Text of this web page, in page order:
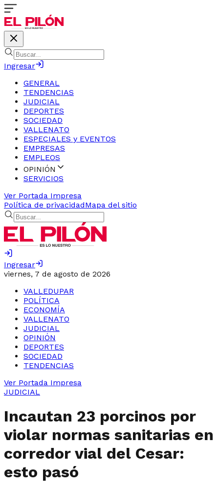
Ingresar
GENERAL
TENDENCIAS
JUDICIAL
DEPORTES
SOCIEDAD
VALLENATO
ESPECIALES y EVENTOS
EMPRESAS
EMPLEOS
OPINIÓN
SERVICIOS
Ver Portada Impresa
Política de privacidadMapa del sitio
Ingresar
viernes, 7 de agosto de 2026
VALLEDUPAR
POLÍTICA
ECONOMÍA
VALLENATO
JUDICIAL
OPINIÓN
DEPORTES
SOCIEDAD
TENDENCIAS
Ver Portada Impresa
JUDICIAL
Incautan 23 porcinos por
violar normas sanitarias en
corredor vial del Cesar:
esto pasó